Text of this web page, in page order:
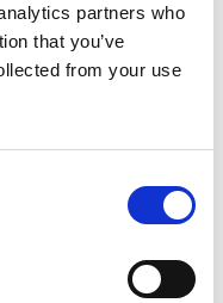
partners who
that you’ve
from your use